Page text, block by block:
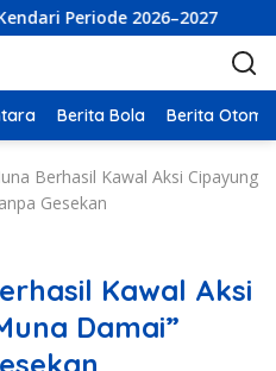
2026–2027 PT
Berita Bola Berita
Berhasil Kawal Aksi Cipayung
Gesekan
Kawal Aksi
Damai”